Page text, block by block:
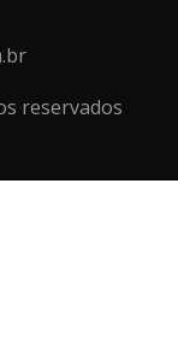
reservados